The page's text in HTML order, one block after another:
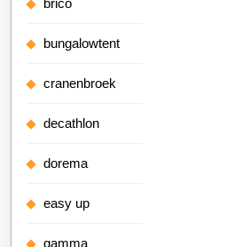
bungalowtent
cranenbroek
decathlon
dorema
easy up
gamma